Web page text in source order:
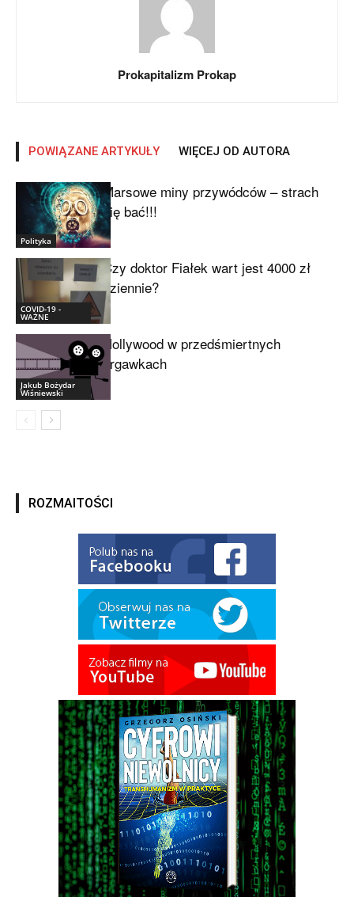
Prokapitalizm Prokap
POWIĄZANE ARTYKUŁY WIĘCEJ OD AUTORA
Polityka
Marsowe miny przywódców – strach
się bać!!!
COVID-19 -
WAŻNE
Czy doktor Fiałek wart jest 4000 zł
dziennie?
Jakub Bożydar
Wiśniewski
Hollywood w przedśmiertnych
drgawkach
ROZMAITOŚCI